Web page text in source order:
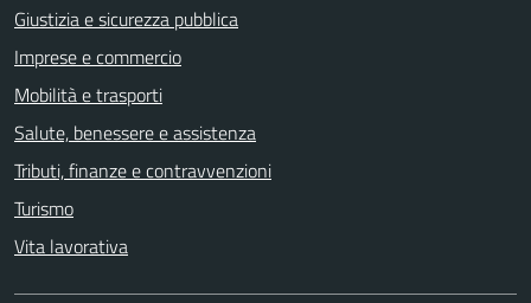
Giustizia e sicurezza pubblica
Imprese e commercio
Mobilità e trasporti
Salute, benessere e assistenza
Tributi, finanze e contravvenzioni
Turismo
Vita lavorativa